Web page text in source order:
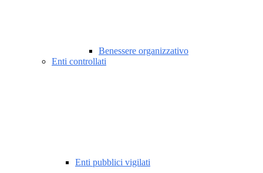
Benessere organizzativo
Enti controllati
Enti pubblici vigilati